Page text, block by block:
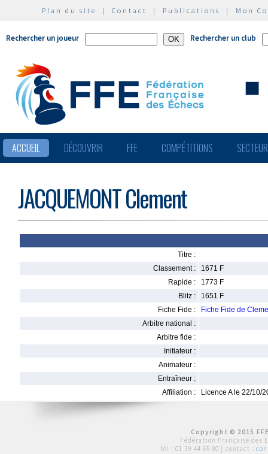
Plan du site | Contact | Publications | Mon
Rechercher un joueur Rechercher un club
ACCUEIL DÉCOUVRIR FFE COMPÉTITIONS
JACQUEMONT Clement
Titre :
Classement :
1671 F
Rapide :
1773 F
Blitz :
1651 F
Fiche Fide :
Fiche Fide de
Arbitre national :
Arbitre fide :
Initiateur :
Animateur :
Entraîneur :
Affiliation :
Licence A le 22/10/
Copyright © 2015
Fédération Française des
tél : 01 39 44 65 80 | contact :